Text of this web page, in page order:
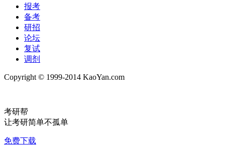
报考
备考
研招
论坛
复试
调剂
Copyright © 1999-2014 KaoYan.com
考研帮
让考研简单不孤单
免费下载